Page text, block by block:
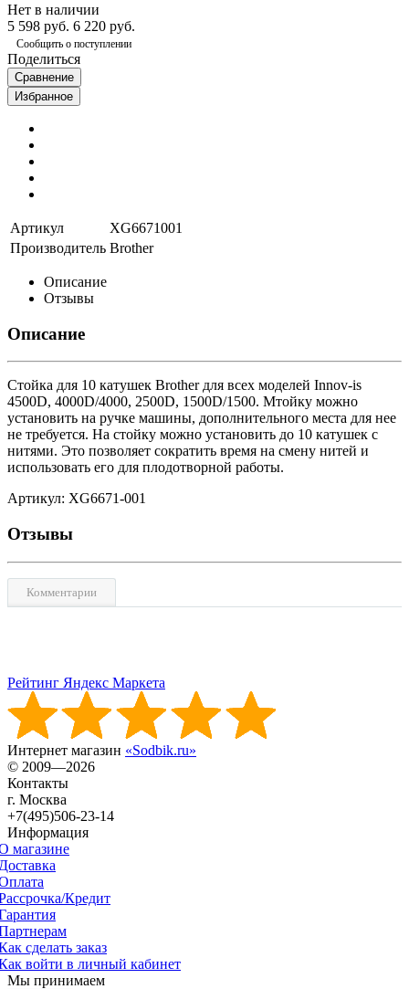
Нет в наличии
5 598 руб. 6 220 руб.
Сообщить о поступлении
Поделиться
Сравнение
Избранное
Артикул
XG6671001
Производитель Brother
Описание
Отзывы
Описание
Стойка для 10 катушек Brother для всех моделей Innov-is
4500D, 4000D/4000, 2500D, 1500D/1500. Мтойку можно
установить на ручке машины, дополнительного места для нее
не требуется. На стойку можно установить до 10 катушек с
нитями. Это позволяет сократить время на смену нитей и
использовать его для плодотворной работы.
Артикул: XG6671-001
Отзывы
Комментарии
Рейтинг Яндекс Маркета
Интернет магазин «Sodbik.ru»
© 2009—2026
Контакты
г. Москва
+7(495)506-23-14
Информация
магазине
Кредит
сделать заказ
войти в личный кабинет
Мы принимаем